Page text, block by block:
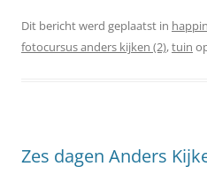
Dit bericht werd geplaatst in
fotocursus anders kijken (2),tuin
Zes dagen Anders